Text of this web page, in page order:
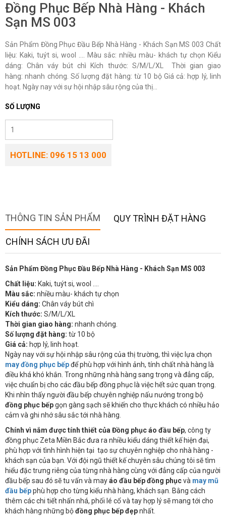
Đồng Phục Bếp Nhà Hàng - Khách
Sạn MS 003
Sản Phẩm Đồng Phục Đầu Bếp Nhà Hàng - Khách Sạn MS 003 Chất
liệu: Kaki, tuýt si, wool …. Màu sắc: nhiều màu- khách tự chọn Kiểu
dáng: Chân váy bút chì Kích thước: S/M/L/XL Thời gian giao
hàng: nhanh chóng. Số lượng đặt hàng: từ 10 bộ Giá cả: hợp lý, linh
hoạt. Ngày nay với sự hội nhập sâu rộng của thị...
SỐ LƯỢNG
HOTLINE: 096 15 13 000
THÔNG TIN SẢN PHẨM QUY TRÌNH ĐẶT HÀNG
CHÍNH SÁCH ƯU ĐÃI
Sản Phẩm Đồng Phục Đầu Bếp Nhà Hàng - Khách Sạn MS 003
Chất liệu: Kaki, tuýt si, wool ….
Màu sắc: nhiều màu- khách tự chọn
Kiểu dáng: Chân váy bút chì
Kích thước: S/M/L/XL
Thời gian giao hàng: nhanh chóng.
Số lượng đặt hàng: từ 10 bộ
Giá cả: hợp lý, linh hoạt.
Ngày nay với sự hội nhập sâu rộng của thị trường, thì việc lựa chọn
may đồng phục bếpđể phù hợp với hình ảnh, tính chất nhà hàng là
điều khá khó khắn. Trong những nhà hàng sang trọng và đẳng cấp,
việc chuẩn bị cho các đầu bếp đồng phục là việc hết sức quan trọng.
Khi nhìn thấy người đầu bếp chuyên nghiệp nấu nướng trong bộ
đồng phục bếpgọn gàng sạch sẽ khiến cho thực khách có nhiều hảo
cảm và ghi nhớ sâu sắc tới nhà hàng.
Chính vì nắm đượctính thiết củaĐồng phục áo đầu bếp, công ty
đồng phục Zeta Miền Bắc đưa ra nhiều kiểu dáng thiết kế hiện đại,
phù hợp với tình hình hiện tại tạo sự chuyên nghiệp cho nhà hàng -
khách sạn của bạn. Với đội ngũ thiết kế chuyên sâu chúng tôi sẽ tìm
hiểu đặc trưng riêng của từng nhà hàng cùng với đẳng cấp của người
đầu bếp sau đó sẽ tu vấn và mayáo đầu bếp đồng phụcvà may mũ
đầu bếpphù hợp cho từng kiểu nhà hàng, khách sạn. Bằng cách
thêm các chi tiết nhấn nhá, phối lé cổ và tay hợp lý sẽ mang tới cho
khách hàng những bộđồng phục bếp đẹpnhất.